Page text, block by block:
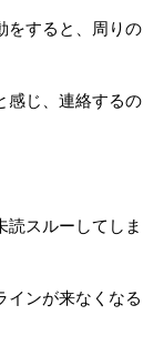
をすると、周りの
感じ、連絡するの
読スルーしてしま
インが来なくなる